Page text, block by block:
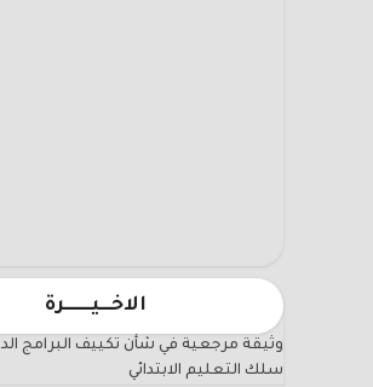
الاخـــيـــــــرة
وثيقة مرجعية في شأن تكييف البرامج
سلك التعليم الابتدائي